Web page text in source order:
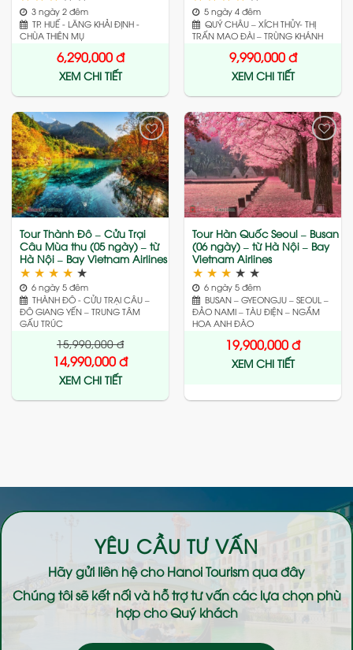
3 ngày 2 đêm
TP. HUẾ - LĂNG KHẢI ĐỊNH -
CHÙA THIÊN MỤ
6,290,000đ
XEM CHI TIẾT
5 ngày 4 đêm
QUÝ CHÂU – XÍCH THỦY- THỊ
TRẤN MAO ĐÀI – TRÙNG KHÁNH
9,990,000đ
XEM CHI TIẾT
Add
to
wishlist
Tour Thành Đô – Cửu Trại
Câu Mùa thu (05 ngày) – từ
Hà Nội – Bay Vietnam Airlines
★ ★ ★ ★ ★
6 ngày 5 đêm
THÀNH ĐÔ - CỬU TRẠI CÂU –
ĐÔ GIANG YẾN – TRUNG TÂM
GẤU TRÚC
15,990,000đ
14,990,000đ
XEM CHI TIẾT
Add
to
wishlist
Tour Hàn Quốc Seoul – Busan
(06 ngày) – từ Hà Nội – Bay
Vietnam Airlines
★ ★ ★ ★ ★
6 ngày 5 đêm
BUSAN – GYEONGJU – SEOUL –
ĐẢO NAMI – TÀU ĐIỆN – NGẮM
HOA ANH ĐÀO
19,900,000đ
XEM CHI TIẾT
YÊU CẦU TƯ VẤN
Hãy gửi liên hệ choHanoi Tourismqua đây
Chúng tôi sẽ kết nối và hỗ trợ tư vấn các lựa chọn phù
hợp cho Quý khách